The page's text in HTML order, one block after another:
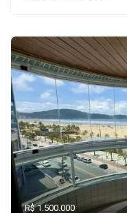
R$ 1.500.000